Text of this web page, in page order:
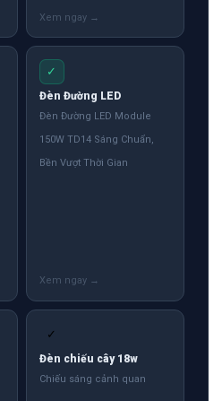
✓
Đèn Đường LED
Đèn Đường LED Module
150W TD14 Sáng Chuẩn,
Bền Vượt Thời Gian
✓
Đèn chiếu cây 18w
Chiếu sáng cảnh quan